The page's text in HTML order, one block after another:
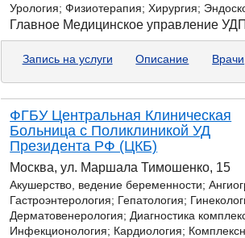
Урология; Физиотерапия; Хирургия;
Главное Медицинское управление
Запись на услуги Описание Врачи
ФГБУ Центральная Клиническая
Больница с Поликлиникой УД
Президента РФ (ЦКБ)
Москва, ул. Маршала Тимошенко, 15
Акушерство, ведение беременности;
Гастроэнтерология; Гепатология;
Дерматовенерология; Диагностика
Инфекционология; Кардиология;